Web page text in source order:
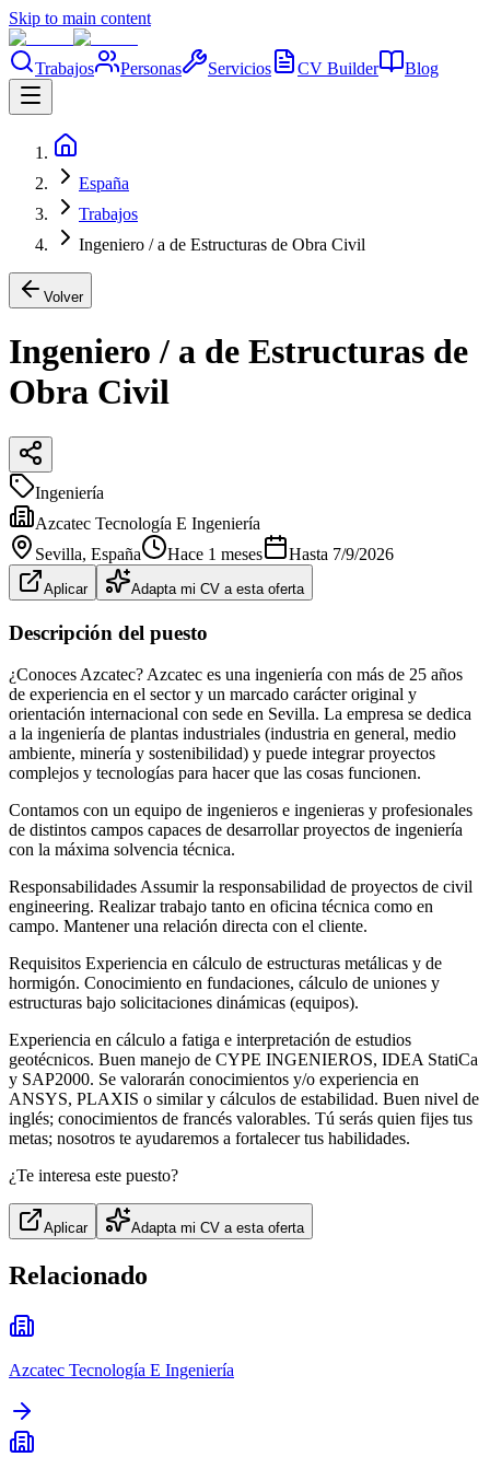
Skip to main content
Trabajos Personas Servicios CV Builder Blog
España
Trabajos
Ingeniero / a de Estructuras de Obra Civil
Volver
Ingeniero / a de Estructuras de
Obra Civil
Ingeniería
Azcatec Tecnología E Ingeniería
Sevilla, España Hace 1 meses Hasta 7/9/2026
Aplicar Adapta mi CV a esta oferta
Descripción del puesto
¿Conoces Azcatec? Azcatec es una ingeniería con más de 25 años
de experiencia en el sector y un marcado carácter original y
orientación internacional con sede en Sevilla. La empresa se dedica
a la ingeniería de plantas industriales (industria en general, medio
ambiente, minería y sostenibilidad) y puede integrar proyectos
complejos y tecnologías para hacer que las cosas funcionen.
Contamos con un equipo de ingenieros e ingenieras y profesionales
de distintos campos capaces de desarrollar proyectos de ingeniería
con la máxima solvencia técnica.
Responsabilidades Assumir la responsabilidad de proyectos de civil
engineering. Realizar trabajo tanto en oficina técnica como en
campo. Mantener una relación directa con el cliente.
Requisitos Experiencia en cálculo de estructuras metálicas y de
hormigón. Conocimiento en fundaciones, cálculo de uniones y
estructuras bajo solicitaciones dinámicas (equipos).
Experiencia en cálculo a fatiga e interpretación de estudios
geotécnicos. Buen manejo de CYPE INGENIEROS, IDEA StatiCa
y SAP2000. Se valorarán conocimientos y/o experiencia en
ANSYS, PLAXIS o similar y cálculos de estabilidad. Buen nivel de
inglés; conocimientos de francés valorables. Tú serás quien fijes tus
metas; nosotros te ayudaremos a fortalecer tus habilidades.
¿Te interesa este puesto?
Aplicar Adapta mi CV a esta oferta
Relacionado
Azcatec Tecnología E Ingeniería